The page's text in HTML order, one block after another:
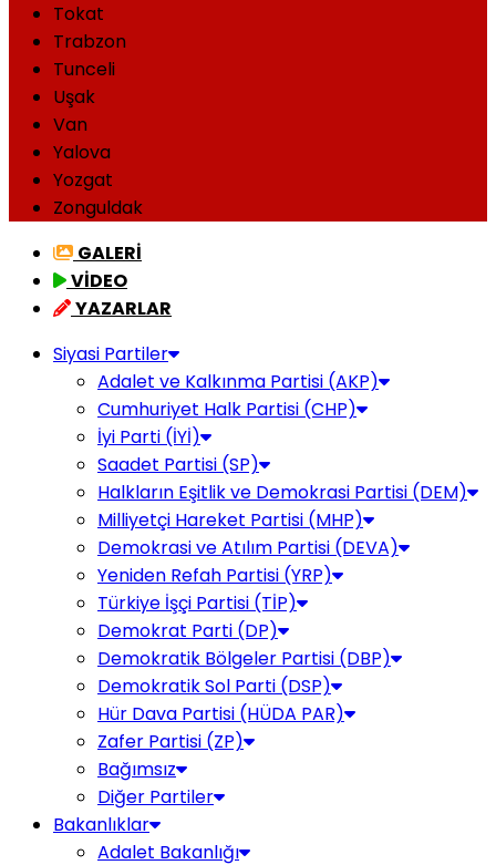
Tokat
Trabzon
Tunceli
Uşak
Van
Yalova
Yozgat
Zonguldak
GALERİ
VİDEO
YAZARLAR
Siyasi Partiler
Adalet ve Kalkınma Partisi (AKP)
Cumhuriyet Halk Partisi (CHP)
İyi Parti (İYİ)
Saadet Partisi (SP)
Halkların Eşitlik ve Demokrasi Partisi (DEM)
Milliyetçi Hareket Partisi (MHP)
Demokrasi ve Atılım Partisi (DEVA)
Yeniden Refah Partisi (YRP)
Türkiye İşçi Partisi (TİP)
Demokrat Parti (DP)
Demokratik Bölgeler Partisi (DBP)
Demokratik Sol Parti (DSP)
Hür Dava Partisi (HÜDA PAR)
Zafer Partisi (ZP)
Bağımsız
Diğer Partiler
Bakanlıklar
Adalet Bakanlığı